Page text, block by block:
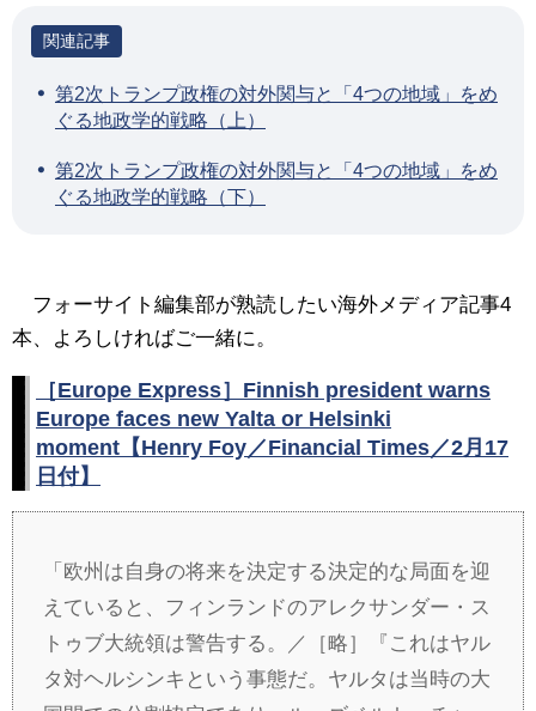
第2次トランプ政権の対外関与と「4つの地域」をめ
ぐる地政学的戦略（上）
第2次トランプ政権の対外関与と「4つの地域」をめ
ぐる地政学的戦略（下）
フォーサイト編集部が熟読したい海外メディア記事4
本、よろしければご一緒に。
［Europe Express］Finnish president warns
Europe faces new Yalta or Helsinki
moment【Henry Foy／Financial Times／2月17
日付】
「欧州は自身の将来を決定する決定的な局面を迎
えていると、フィンランドのアレクサンダー・ス
トゥブ大統領は警告する。／［略］『これはヤル
タ対ヘルシンキという事態だ。ヤルタは当時の大